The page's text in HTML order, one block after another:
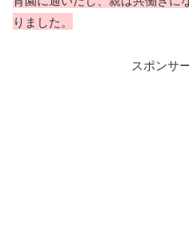
りました。
スポンサ